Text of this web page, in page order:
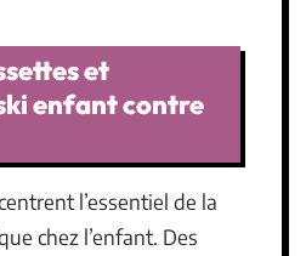
et
enfant contre
l’essentiel de la
chez l’enfant. Des